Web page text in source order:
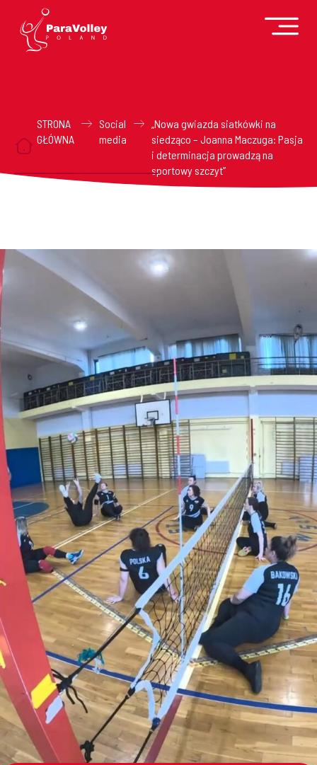
STRONA
GŁÓWNA
Social
media
„Nowa gwiazda siatkówki na
siedząco – Joanna Maczuga: Pasja
i determinacja prowadzą na
sportowy szczyt”